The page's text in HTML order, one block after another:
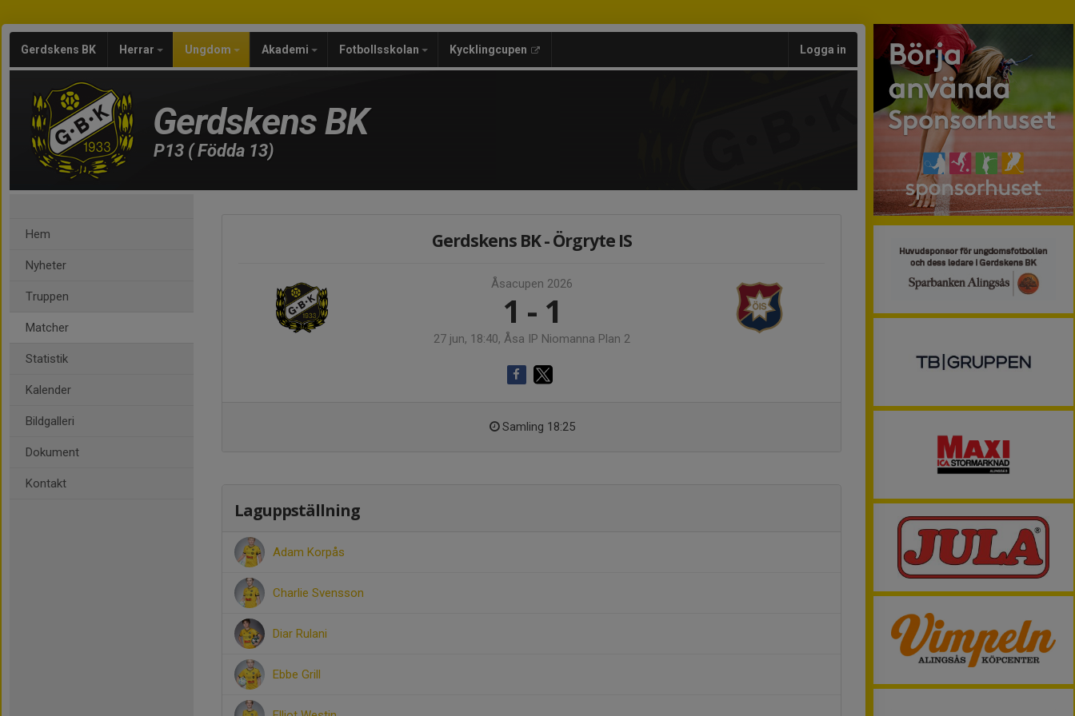
Gerdskens BK Herrar Ungdom Akademi Fotbollsskolan Kycklingcupen Logga in
Gerdskens BK
P13 ( Födda 13)
Hem
Nyheter
Truppen
Matcher
Statistik
Kalender
Bildgalleri
Dokument
Kontakt
Gerdskens BK - Örgryte IS
Åsacupen 2026
1 - 1
27 jun, 18:40, Åsa IP Niomanna Plan 2
Samling 18:25
Laguppställning
Adam Korpås
Charlie Svensson
Diar Rulani
Ebbe Grill